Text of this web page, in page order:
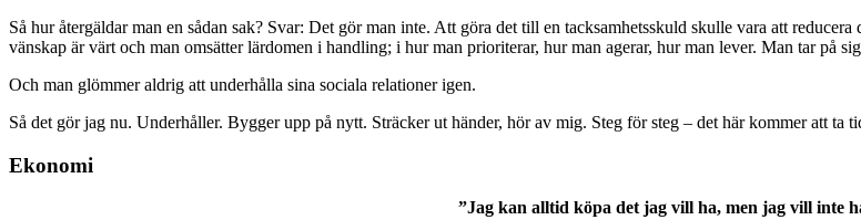
Så hur återgäldar man en sådan sak? Svar: Det gör man inte. Att göra det till en tacksamhetsskuld skulle vara att
vänskap är värt och man omsätter lärdomen i handling; i hur man prioriterar, hur man agerar, hur man lever. Man tar på
Och man glömmer aldrig att underhålla sina sociala relationer igen.
Så det gör jag nu. Underhåller. Bygger upp på nytt. Sträcker ut händer, hör av mig. Steg för steg – det här kommer att ta
Ekonomi
”Jag kan alltid köpa det jag vill ha, men jag vill inte